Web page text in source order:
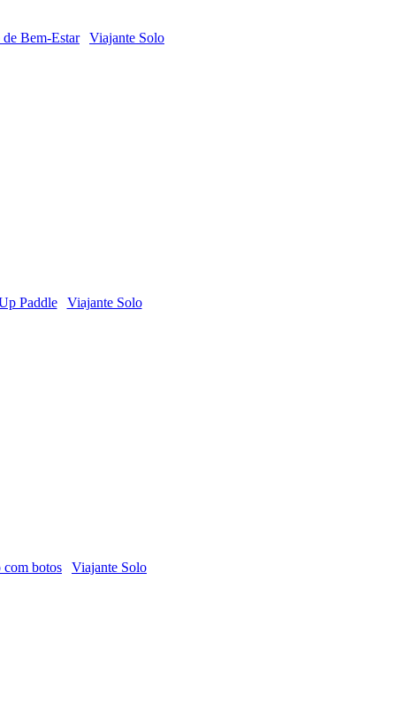
Bem-Estar Viajante Solo
Paddle Viajante Solo
com botos Viajante Solo